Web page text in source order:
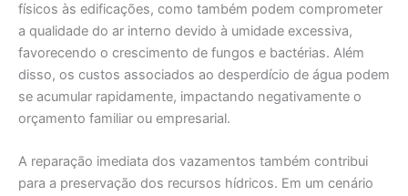
físicos às edificações, como também podem comprometer
a qualidade do ar interno devido à umidade excessiva,
favorecendo o crescimento de fungos e bactérias. Além
disso, os custos associados ao desperdício de água podem
se acumular rapidamente, impactando negativamente o
orçamento familiar ou empresarial.
A reparação imediata dos vazamentos também contribui
para a preservação dos recursos hídricos. Em um cenário